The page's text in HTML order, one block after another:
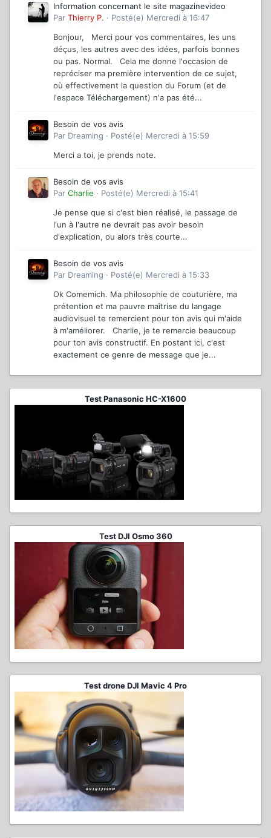
Information concernant le site magazinevideo
Par Thierry P. · Posté(e) Mercredi à 16:47
Bonjour, Merci pour vos commentaires, les uns
déçus, les autres avec des idées, parfois bonnes
ou pas. Normal. Cela me donne l'occasion de
repréciser ma première intervention de ce sujet,
où effectivement la question du Forum (et de
l'espace Téléchargement) n'a pas été...
Besoin de vos avis
Par Dreaming · Posté(e) Mercredi à 15:59
Merci a toi, je prends note.
Besoin de vos avis
Par Charlie · Posté(e) Mercredi à 15:41
Je pense que si c'est bien réalisé, le passage de
l'un à l'autre ne devrait pas avoir besoin
d'explication, ou alors très courte...
Besoin de vos avis
Par Dreaming · Posté(e) Mercredi à 15:33
Ok Comemich. Ma philosophie de couturière, ma
prétention et ma pauvre maîtrise du langage
audiovisuel te remercient pour ton avis qui m'aide
à m'améliorer. Charlie, je te remercie beaucoup
pour ton avis constructif. En postant ici, c'est
exactement ce genre de message que je...
Test Panasonic HC-X1600
Test DJI Osmo 360
Test drone DJI Mavic 4 Pro